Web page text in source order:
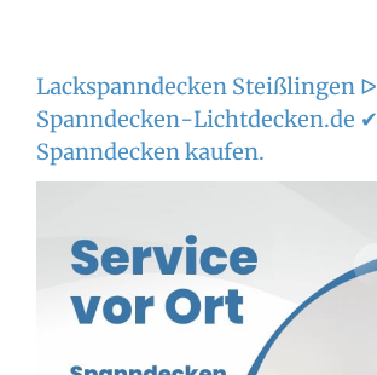
Lackspanndecken Steißlingen ᐅ
Spanndecken-Lichtdecken.de ✔
Spanndecken kaufen.